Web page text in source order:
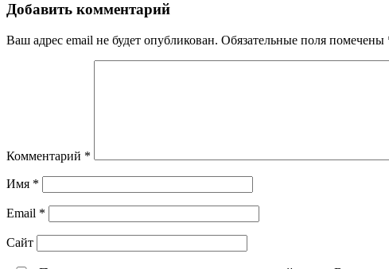
Добавить комментарий
Ваш адрес email не будет опубликован. Обязательные поля помечены
Комментарий *
Имя *
Email *
Сайт